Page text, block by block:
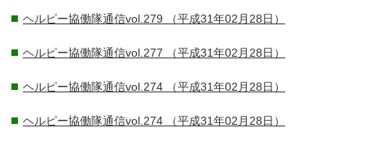
ヘルピー協働隊通信vol.279 （平成31年02月28日）
ヘルピー協働隊通信vol.277 （平成31年02月28日）
ヘルピー協働隊通信vol.274 （平成31年02月28日）
ヘルピー協働隊通信vol.274 （平成31年02月28日）